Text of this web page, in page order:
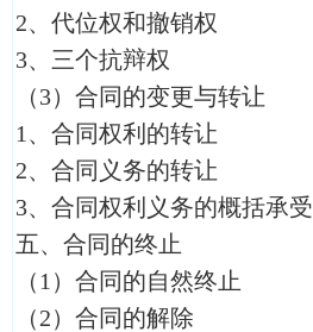
2、代位权和撤销权
3、三个抗辩权
（3）合同的变更与转让
1、合同权利的转让
2、合同义务的转让
3、合同权利义务的概括承受
五、合同的终止
（1）合同的自然终止
（2）合同的解除